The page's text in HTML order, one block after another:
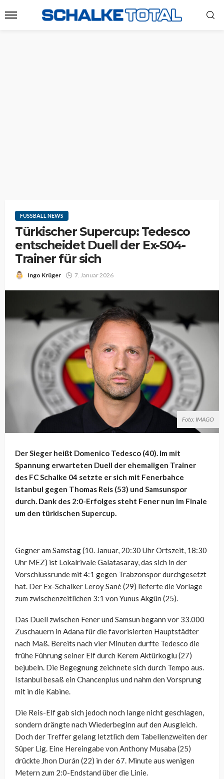
FUSSBALL NEWS
Türkischer Supercup: Tedesco
entscheidet Duell der Ex-S04-
Trainer für sich
Ingo Krüger 7. Januar 2026
Foto: IMAGO
Der Sieger heißt Domenico Tedesco (40). Im mit
Spannung erwarteten Duell der ehemaligen Trainer
des FC Schalke 04 setzte er sich mit Fenerbahce
Istanbul gegen Thomas Reis (53) und Samsunspor
durch. Dank des 2:0-Erfolges steht Fener nun im Finale
um den türkischen Supercup.
Gegner am Samstag (10. Januar, 20:30 Uhr Ortszeit, 18:30
Uhr MEZ) ist Lokalrivale Galatasaray, das sich in der
Vorschlussrunde mit 4:1 gegen Trabzonspor durchgesetzt
hat. Der Ex-Schalker Leroy Sané (29) lieferte die Vorlage
zum zwischenzeitlichen 3:1 von Yunus Akgün (25).
Das Duell zwischen Fener und Samsun begann vor 33.000
Zuschauern in Adana für die favorisierten Hauptstädter
nach Maß. Bereits nach vier Minuten durfte Tedesco die
frühe Führung seiner Elf durch Kerem Aktürkoglu (27)
bejubeln. Die Begegnung zeichnete sich durch Tempo aus.
Istanbul besaß ein Chancenplus und nahm den Vorsprung
mit in die Kabine.
Die Reis-Elf gab sich jedoch noch lange nicht geschlagen,
sondern drängte nach Wiederbeginn auf den Ausgleich.
Doch der Treffer gelang letztlich dem Tabellenzweiten der
Süper Lig. Eine Hereingabe von Anthony Musaba (25)
drückte Jhon Durán (22) in der 67. Minute aus wenigen
Metern zum 2:0-Endstand über die Linie.